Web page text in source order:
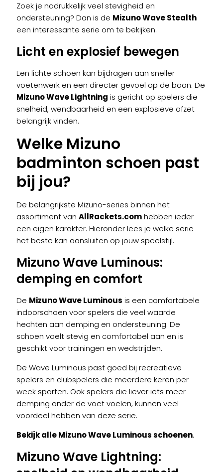
Zoek je nadrukkelijk veel stevigheid en
ondersteuning? Dan is de Mizuno Wave Stealth
een interessante serie om te bekijken.
Licht en explosief bewegen
Een lichte schoen kan bijdragen aan sneller
voetenwerk en een directer gevoel op de baan. De
Mizuno Wave Lightning is gericht op spelers die
snelheid, wendbaarheid en een explosieve afzet
belangrijk vinden.
Welke Mizuno
badminton schoen past
bij jou?
De belangrijkste Mizuno-series binnen het
assortiment van AllRackets.comhebben ieder
een eigen karakter. Hieronder lees je welke serie
het beste kan aansluiten op jouw speelstijl.
Mizuno Wave Luminous:
demping en comfort
De Mizuno Wave Luminous is een comfortabele
indoorschoen voor spelers die veel waarde
hechten aan demping en ondersteuning. De
schoen voelt stevig en comfortabel aan en is
geschikt voor trainingen en wedstrijden.
De Wave Luminous past goed bij recreatieve
spelers en clubspelers die meerdere keren per
week sporten. Ook spelers die liever iets meer
demping onder de voet voelen, kunnen veel
voordeel hebben van deze serie.
Bekijk alle Mizuno Wave Luminous schoenen.
Mizuno Wave Lightning: